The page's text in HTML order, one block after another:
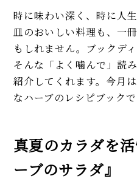
時に味わい深く、時に人
皿のおいしい料理も、一
もしれません。ブックデ
そんな「よく噛んで」読
紹介してくれます。今月
なハーブのレシピブックで
真夏のカラダを
ーブのサラダ』
甘さ控
【専門
パイス
ンのレ
【本場
げ、大
えびと
ロのレ
き方の
熱が正
【初心
不要！
の簡単
モヒー